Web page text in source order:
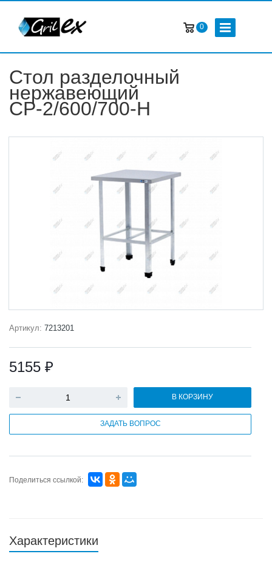
0
Стол разделочный
нержавеющий
СР-2/600/700-Н
Артикул: 7213201
5155 ₽
В КОРЗИНУ
ЗАДАТЬ ВОПРОС
Поделиться ссылкой:
Характеристики